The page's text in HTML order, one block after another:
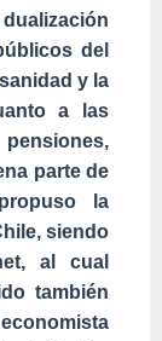
del
y la
a las
parte de
la
siendo
al cual
también